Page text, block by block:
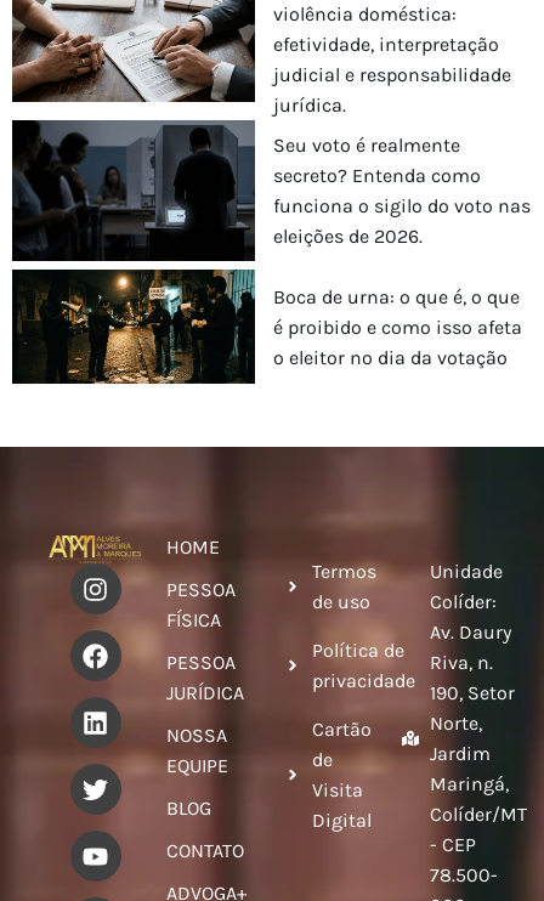
violência doméstica:
efetividade, interpretação
judicial e responsabilidade
jurídica.
Seu voto é realmente
secreto? Entenda como
funciona o sigilo do voto nas
eleições de 2026.
Boca de urna: o que é, o que
é proibido e como isso afeta
o eleitor no dia da votação
HOME
PESSOA
FÍSICA
PESSOA
JURÍDICA
NOSSA
EQUIPE
BLOG
CONTATO
ADVOGA+
Termos
de uso
Política de
privacidade
Cartão
de
Visita
Digital
Unidade
Colíder:
Av. Daury
Riva, n.
190, Setor
Norte,
Jardim
Maringá,
Colíder/MT
- CEP
78.500-